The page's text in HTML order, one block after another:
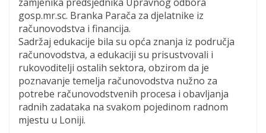
gosp.mr.sc. Branka Parača za djelatnike iz
računovodstva i financija.
Sadržaj edukacije bila su opća znanja iz područja
računovodstva, a edukaciji su prisustvovali i
rukovoditelji ostalih sektora, obzirom da je
poznavanje temelja računovodstva nužno za
potrebe računovodstvenih procesa i obavljanja
radnih zadataka na svakom pojedinom radnom
mjestu u Loniji.